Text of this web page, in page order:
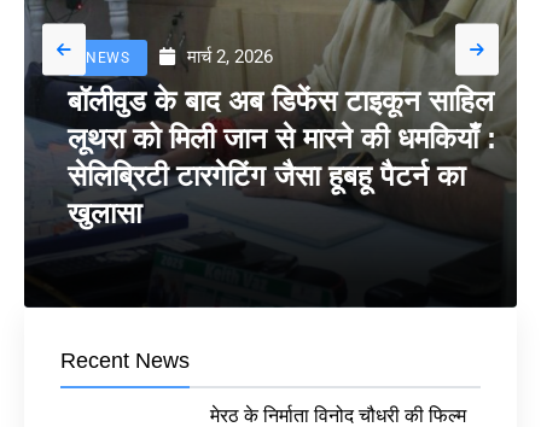
NEWS मार्च 2, 2026
बॉलीवुड के बाद अब डिफेंस टाइकून साहिल
लूथरा को मिली जान से मारने की धमकियाँ :
सेलिब्रिटी टारगेटिंग जैसा हूबहू पैटर्न का
खुलासा
Recent News
मेरठ के निर्माता विनोद चौधरी की फिल्म